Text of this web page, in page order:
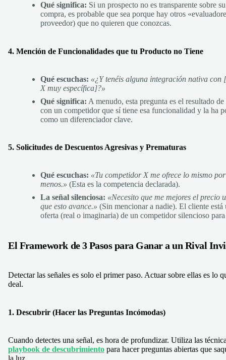
Qué significa: Si un prospecto no es transparente sobre
compra, es probable que sea porque hay otros
proveedor) que no quieren que conozcas.
4. Mención de Funcionalidades que tu Producto no Tiene
Qué escuchas: «¿Y tenéis alguna integración nativa con
X muy específica]?»
Qué significa: A menudo, esta pregunta es el resultado
con un competidor que sí tiene esa funcionalidad y la ha
como un diferenciador clave.
5. Solicitudes de Descuentos Agresivas y Prematuras
Qué escuchas: «Tu competidor X me ofrece lo mismo
menos.» (Esta es la competencia declarada).
La señal silenciosa: «Necesito que me mejores el precio
que esto avance.» (Sin mencionar a nadie). El cliente está
oferta (real o imaginaria) de un competidor silencioso
El Framework de 3 Pasos para Ganar a un Rival
Detectar las señales es solo el primer paso. Actuar sobre ellas es lo
deal.
1. Descubrir (Hacer las Preguntas Incómodas)
Cuando detectes una señal, es hora de profundizar. Utiliza las
playbook de descubrimiento para hacer preguntas abiertas que
la luz.